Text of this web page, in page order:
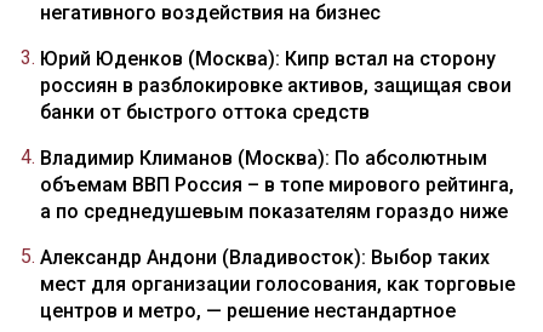
негативного воздействия на бизнес
Юрий Юденков (Москва): Кипр встал на сторону
россиян в разблокировке активов, защищая свои
банки от быстрого оттока средств
Владимир Климанов (Москва): По абсолютным
объемам ВВП Россия – в топе мирового рейтинга,
а по среднедушевым показателям гораздо ниже
Александр Андони (Владивосток): Выбор таких
мест для организации голосования, как торговые
центров и метро, — решение нестандартное